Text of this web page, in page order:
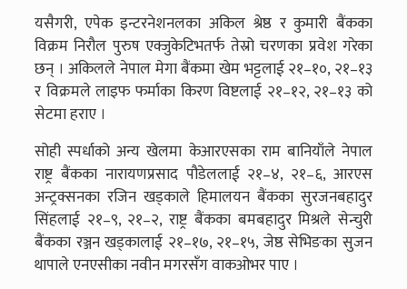
यसैगरी, एपेक इन्टरनेशनलका अकिल श्रेष्ठ र कुमारी बैंकका
विक्रम निरौल पुरुष एक्जुकेटिभतर्फ तेस्रो चरणका प्रवेश गरेका
छन् । अकिलले नेपाल मेगा बैंकमा खेम भट्टलाई २१–१०, २१–१३
र विक्रमले लाइफ फर्माका किरण विष्टलाई २१–१२, २१–१३ को
सेटमा हराए ।
सोही स्पर्धाको अन्य खेलमा केआरएसका राम बानियाँले नेपाल
राष्ट्र बैंकका नारायणप्रसाद पौडेललाई २१–४, २१–६, आरएस
अन्ट्रक्सनका रजिन खड्काले हिमालयन बैंकका सुरजनबहादुर
सिंहलाई २१–९, २१–२, राष्ट्र बैंकका बमबहादुर मिश्रले सेन्चुरी
बैंकका रञ्जन खड्कालाई २१–१७, २१–१५, जेष्ठ सेभिङका सुजन
थापाले एनएसीका नवीन मगरसँग वाकओभर पाए ।